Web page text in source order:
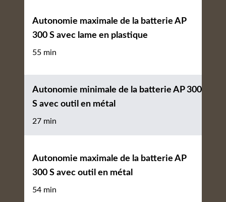
Autonomie maximale de la batterie AP
300 S avec lame en plastique
55 min
Autonomie minimale de la batterie AP 300
S avec outil en métal
27 min
Autonomie maximale de la batterie AP
300 S avec outil en métal
54 min